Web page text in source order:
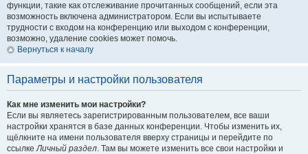
функции, такие как отслеживание прочитанных сообщений, если эта
возможность включена администратором. Если вы испытываете
трудности с входом на конференцию или выходом с конференции,
возможно, удаление cookies может помочь.
Вернуться к началу
Параметры и настройки пользователя
Как мне изменить мои настройки?
Если вы являетесь зарегистрированным пользователем, все ваши
настройки хранятся в базе данных конференции. Чтобы изменить их,
щёлкните на имени пользователя вверху страницы и перейдите по
ссылкеЛичный раздел. Там вы можете изменить все свои настройки и